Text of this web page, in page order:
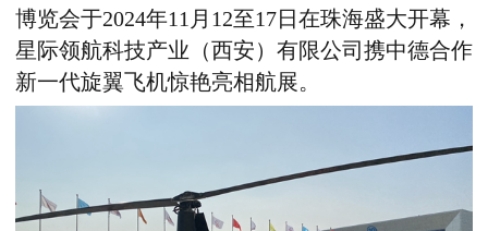
博览会于2024年11月12至17日在珠海盛大开幕 ，
星际领航科技产业（西安）有限公司携中德合作
新一代旋翼飞机惊艳亮相航展。